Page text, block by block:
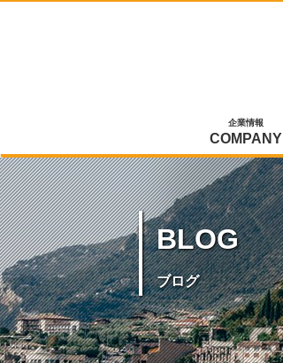
企業情報
COMPANY
BLOG
ブログ